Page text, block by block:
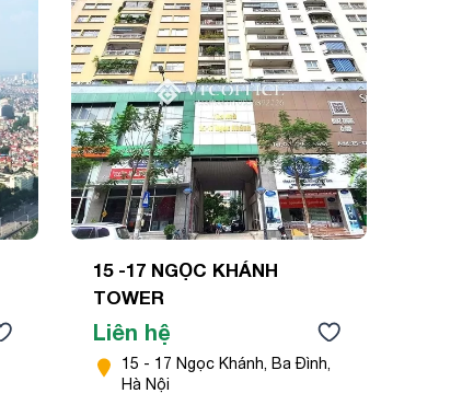
15 -17 NGỌC KHÁNH
TOWER
Liên hệ
15 - 17 Ngọc Khánh, Ba Đình,
Hà Nội